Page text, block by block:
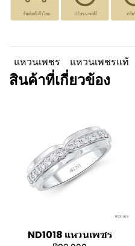
แหวนเพชร แหวนเพชรแท้
สินค้าที่เกี่ยวข้อง
ND1018 แหวนเพชร